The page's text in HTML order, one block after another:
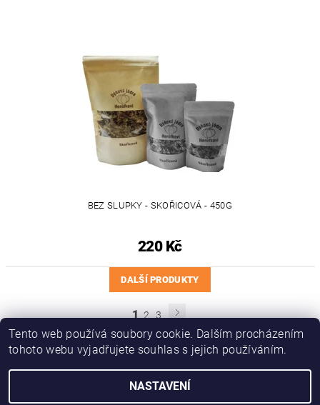
BEZ SLUPKY - SKOŘICOVÁ - 450G
220 Kč
DALŠÍ PRODUKTY
1 2 3
Tento web používá soubory cookie. Dalším procházením
tohoto webu vyjadřujete souhlas s jejich používáním.
NASTAVENÍ